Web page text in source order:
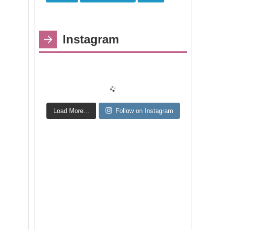
Instagram
Load More... Follow on Instagram